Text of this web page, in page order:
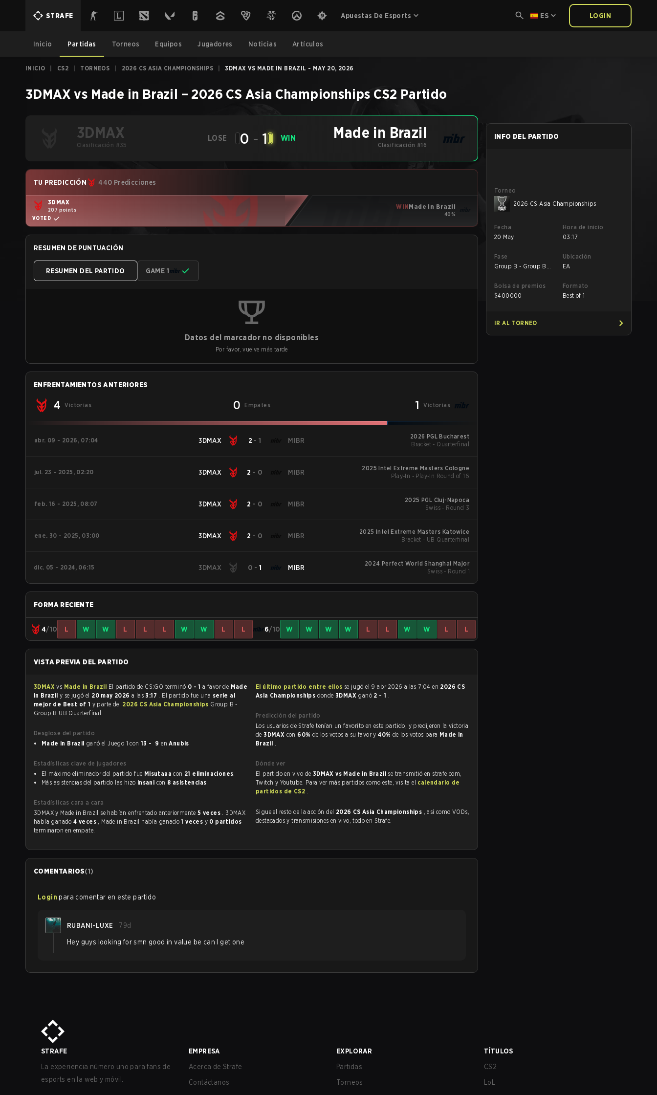
STRAFE Apuestas De Esports ES LOGIN
Inicio Partidas Torneos Equipos Jugadores Noticias Artículos
INICIO CS2 TORNEOS 2026 CS ASIA CHAMPIONSHIPS 3DMAX VS MADE IN BRAZIL - MAY 20, 2026
3DMAX vs Made in Brazil – 2026 CS Asia Championships CS2 Partido
3DMAX
Clasificación #35
LOSE 0 - 1 WIN Made in Brazil
Clasificación #16
TU PREDICCIÓN 440 Predicciones
3DMAX
207 points
VOTED
WINMade in Brazil
40%
RESUMEN DE PUNTUACIÓN
RESUMEN DEL PARTIDO GAME 1
Datos del marcador no disponibles
Por favor, vuelve más tarde
ENFRENTAMIENTOS ANTERIORES
4 Victorias 0 Empates 1 Victorias
abr. 09 - 2026, 07:04 3DMAX 2 -1 MIBR
2026 PGL Bucharest
Bracket - Quarterfinal
jul. 23 - 2025, 02:20 3DMAX 2 - 0 MIBR
2025 Intel Extreme Masters Cologne
Play-In - Play-In Round of 16
feb. 16 - 2025, 08:07 3DMAX 2 - 0 MIBR
2025 PGL Cluj-Napoca
Swiss - Round 3
ene. 30 - 2025, 03:00 3DMAX 2 - 0 MIBR
2025 Intel Extreme Masters Katowice
Bracket - UB Quarterfinal
dic. 05 - 2024, 06:15 3DMAX 0 -1 MIBR
2024 Perfect World Shanghai Major
Swiss - Round 1
FORMA RECIENTE
4/10 L W W L L L W W L L 6/10 W W W W L L W W L L
VISTA PREVIA DEL PARTIDO
3DMAXvs Made in Brazil El partido de CS:GO terminó 0 - 1 a favor de Made
in Brazil y se jugó el 20 may 2026 a las3:17 . El partido fue una serie al
mejor de Best of 1 y parte del 2026 CS Asia Championships Group B -
Group B UB Quarterfinal.
Desglose del partido
Made in Brazil
ganó el Juego 1 con 13 - 9 enAnubis
Estadísticas clave de jugadores
El máximo eliminador del partido fue Misutaaa con 21 eliminaciones.
Más asistencias del partido las hizo insani con 8 asistencias.
Estadísticas cara a cara
3DMAX y Made in Brazil se habían enfrentado anteriormente5 veces . 3DMAX
había ganado4 veces , Made in Brazil había ganado1 veces y 0 partidos
terminaron en empate.
El último partido entre ellos se jugó el 9 abr 2026 a las 7:04 en 2026 CS
Asia Championships donde 3DMAX ganó 2 - 1 .
Predicción del partido
Los usuarios de Strafe tenían un favorito en este partido, y predijeron la victoria
de3DMAX con 60% de los votos a su favor y40% de los votos para Made in
Brazil .
Dónde ver
El partido en vivo de 3DMAX vs Made in Brazil se transmitió en strafe.com,
Twitch y Youtube. Para ver más partidos como este, visita el calendario de
partidos de CS2 .
Sigue el resto de la acción del 2026 CS Asia Championships , así como VODs,
destacados y transmisiones en vivo, todo en Strafe.
COMENTARIOS(1)
Login para comentar en este partido
RUBANI-LUXE 79d
Hey guys looking for smn good in value be can I get one
INFO DEL PARTIDO
Torneo
2026 CS Asia Championships
Fecha
20 May
Hora de inicio
03:17
Fase
Group B - Group B
Ubicación
EA
Bolsa de premios
$400000
Formato
Best of 1
IR AL TORNEO
STRAFE
La experiencia número uno para fans de
esports en la web y móvil.
EMPRESA
Acerca de Strafe
Contáctanos
EXPLORAR
Partidas
Torneos
TÍTULOS
CS2
LoL